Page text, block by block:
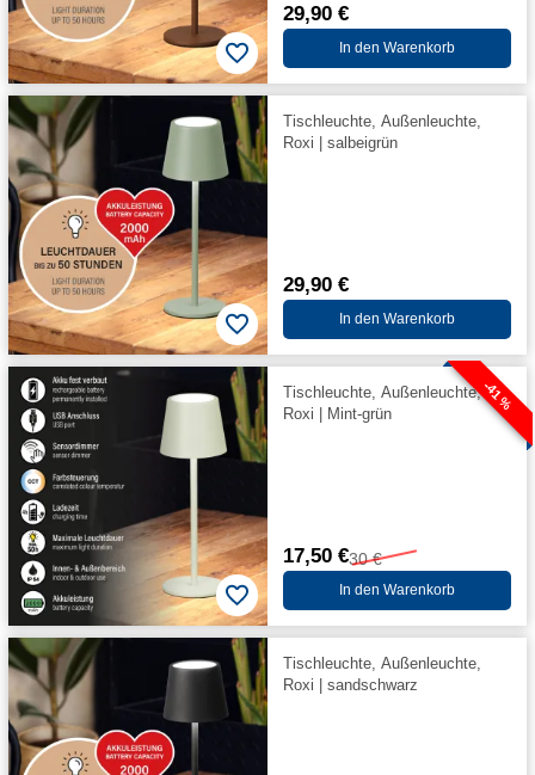
29,90 €
In den Warenkorb
Tischleuchte, Außenleuchte,
Roxi | salbeigrün
29,90 €
In den Warenkorb
-41 %
Tischleuchte, Außenleuchte,
Roxi | Mint-grün
17,50 €30 €
In den Warenkorb
Tischleuchte, Außenleuchte,
Roxi | sandschwarz